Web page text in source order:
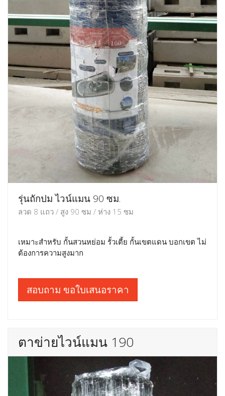
รุ่นถักปม ไวน์แมน 90 ซม.
ลวด 8 แถว / สูง 90 ซม / ห่าง 15 ซม
เหมาะสำหรับ กั้นสวนหย่อม รั้วเตี้ย กั้นเขตแดน บอกเขต ไม่
ต้องการความสูงมาก
สอบถาม ขอใบเสนอราคา
ตาข่ายไวน์แมน 190